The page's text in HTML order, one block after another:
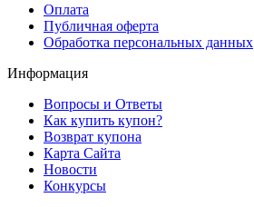
Оплата
Публичная оферта
Обработка персональных данных
Информация
Вопросы и Ответы
Как купить купон?
Возврат купона
Карта Сайта
Новости
Конкурсы